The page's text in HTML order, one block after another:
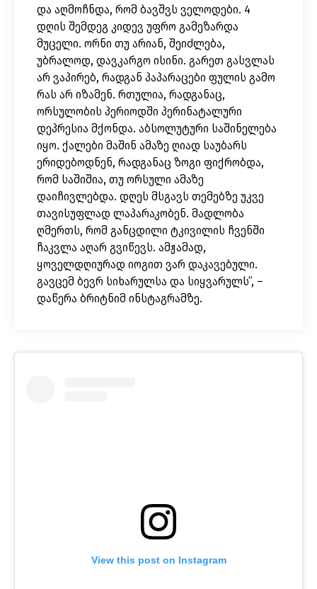
და აღმოჩნდა, რომ ბავშვს ველოდები. 4
დღის შემდეგ კიდევ უფრო გამეზარდა
მუცელი. ორნი თუ არიან, შეიძლება,
უბრალოდ, დავკარგო ისინი. გარეთ გასვლას
არ ვაპირებ, რადგან პაპარაცები ფულის გამო
რას არ იზამენ. რთულია, რადგანაც,
ორსულობის პერიოდში პერინატალური
დეპრესია მქონდა. აბსოლუტური საშინელება
იყო. ქალები მაშინ ამაზე ღიად საუბარს
ერიდებოდნენ, რადგანაც ზოგი ფიქრობდა,
რომ საშიშია, თუ ორსული ამაზე
დაიჩივლებდა. დღეს მსგავს თემებზე უკვე
თავისუფლად ლაპარაკობენ. მადლობა
ღმერთს, რომ განცდილი ტკივილის ჩვენში
ჩაკვლა აღარ გვიწევს. ამჟამად,
ყოველდღიურად იოგით ვარ დაკავებული.
გავცემ ბევრ სიხარულსა და სიყვარულს”, –
დაწერა ბრიტნიმ ინსტაგრამზე.
View this post on Instagram